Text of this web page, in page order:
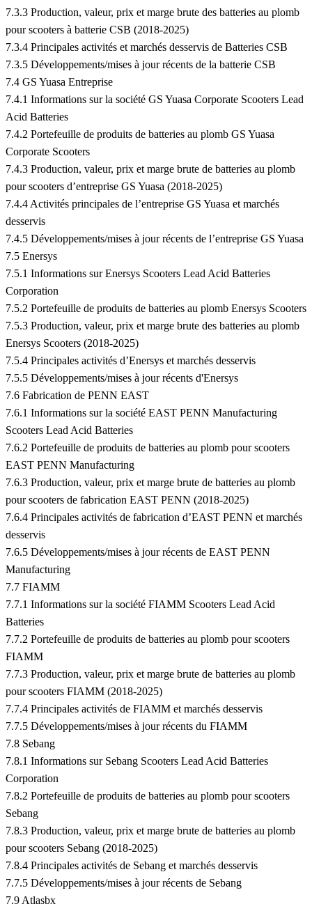
7.3.3 Production, valeur, prix et marge brute des batteries au plomb
pour scooters à batterie CSB (2018-2025)
7.3.4 Principales activités et marchés desservis de Batteries CSB
7.3.5 Développements/mises à jour récents de la batterie CSB
7.4 GS Yuasa Entreprise
7.4.1 Informations sur la société GS Yuasa Corporate Scooters Lead
Acid Batteries
7.4.2 Portefeuille de produits de batteries au plomb GS Yuasa
Corporate Scooters
7.4.3 Production, valeur, prix et marge brute de batteries au plomb
pour scooters d’entreprise GS Yuasa (2018-2025)
7.4.4 Activités principales de l’entreprise GS Yuasa et marchés
desservis
7.4.5 Développements/mises à jour récents de l’entreprise GS Yuasa
7.5 Enersys
7.5.1 Informations sur Enersys Scooters Lead Acid Batteries
Corporation
7.5.2 Portefeuille de produits de batteries au plomb Enersys Scooters
7.5.3 Production, valeur, prix et marge brute des batteries au plomb
Enersys Scooters (2018-2025)
7.5.4 Principales activités d’Enersys et marchés desservis
7.5.5 Développements/mises à jour récents d'Enersys
7.6 Fabrication de PENN EAST
7.6.1 Informations sur la société EAST PENN Manufacturing
Scooters Lead Acid Batteries
7.6.2 Portefeuille de produits de batteries au plomb pour scooters
EAST PENN Manufacturing
7.6.3 Production, valeur, prix et marge brute de batteries au plomb
pour scooters de fabrication EAST PENN (2018-2025)
7.6.4 Principales activités de fabrication d’EAST PENN et marchés
desservis
7.6.5 Développements/mises à jour récents de EAST PENN
Manufacturing
7.7 FIAMM
7.7.1 Informations sur la société FIAMM Scooters Lead Acid
Batteries
7.7.2 Portefeuille de produits de batteries au plomb pour scooters
FIAMM
7.7.3 Production, valeur, prix et marge brute de batteries au plomb
pour scooters FIAMM (2018-2025)
7.7.4 Principales activités de FIAMM et marchés desservis
7.7.5 Développements/mises à jour récents du FIAMM
7.8 Sebang
7.8.1 Informations sur Sebang Scooters Lead Acid Batteries
Corporation
7.8.2 Portefeuille de produits de batteries au plomb pour scooters
Sebang
7.8.3 Production, valeur, prix et marge brute de batteries au plomb
pour scooters Sebang (2018-2025)
7.8.4 Principales activités de Sebang et marchés desservis
7.7.5 Développements/mises à jour récents de Sebang
7.9 Atlasbx